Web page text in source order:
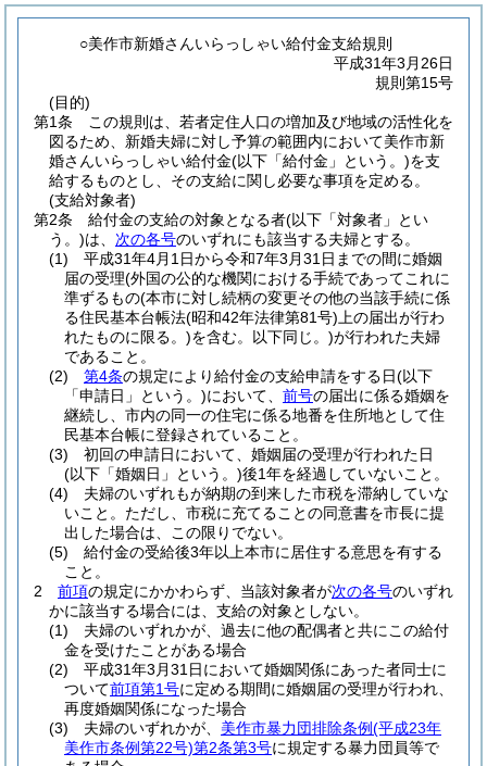
○美作市新婚さんいらっしゃい給付金支給規則
平成31年3月26日
規則第15号
(目的)
第1条
この規則は、若者定住人口の増加及び地域の活性化を
図るため、新婚夫婦に対し予算の範囲内において美作市新
婚さんいらっしゃい給付金(以下「給付金」という。)を支
給するものとし、その支給に関し必要な事項を定める。
(支給対象者)
第2条
給付金の支給の対象となる者(以下「対象者」とい
う。)は、 次の各号のいずれにも該当する夫婦とする。
(1)
平成31年4月1日から令和7年3月31日までの間に婚姻
届の受理(外国の公的な機関における手続であってこれに
準ずるもの(本市に対し続柄の変更その他の当該手続に係
る住民基本台帳法(昭和42年法律第81号) 上の届出が行わ
れたものに限る。)を含む。以下同じ。)が行われた夫婦
であること。
(2)
第4条の規定により給付金の支給申請をする日(以下
「申請日」という。)において、 前号の届出に係る婚姻を
継続し、市内の同一の住宅に係る地番を住所地として住
民基本台帳に登録されていること。
(3)
初回の申請日において、婚姻届の受理が行われた日
(以下「婚姻日」という。)後1年を経過していないこと。
(4)
夫婦のいずれもが納期の到来した市税を滞納していな
いこと。 ただし、市税に充てることの同意書を市長に提
出した場合は、この限りでない。
(5)
給付金の受給後3年以上本市に居住する意思を有する
こと。
2
前項の規定にかかわらず、当該対象者が次の各号のいずれ
かに該当する場合には、支給の対象としない。
(1)
夫婦のいずれかが、過去に他の配偶者と共にこの給付
金を受けたことがある場合
(2)
平成31年3月31日において婚姻関係にあった者同士に
ついて前項第1号に定める期間に婚姻届の受理が行われ、
再度婚姻関係になった場合
(3)
夫婦のいずれかが、 美作市暴力団排除条例(平成23年
美作市条例第22号)第2条第3号に規定する暴力団員等で